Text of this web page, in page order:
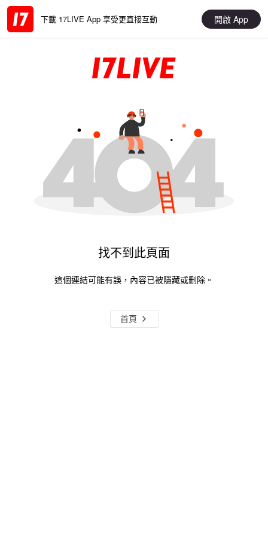
下載 17LIVE App 享受更直接互動 開啟 App
找不到此頁面
這個連結可能有誤，內容已被隱藏或刪除。
首頁